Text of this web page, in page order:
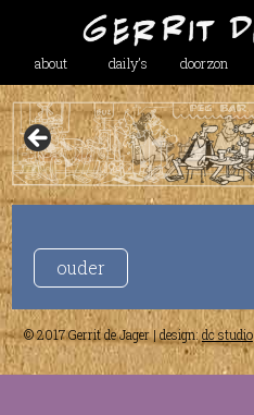
about daily’s doorzon
ouder
© 2017 Gerrit de Jager | design:dc studio